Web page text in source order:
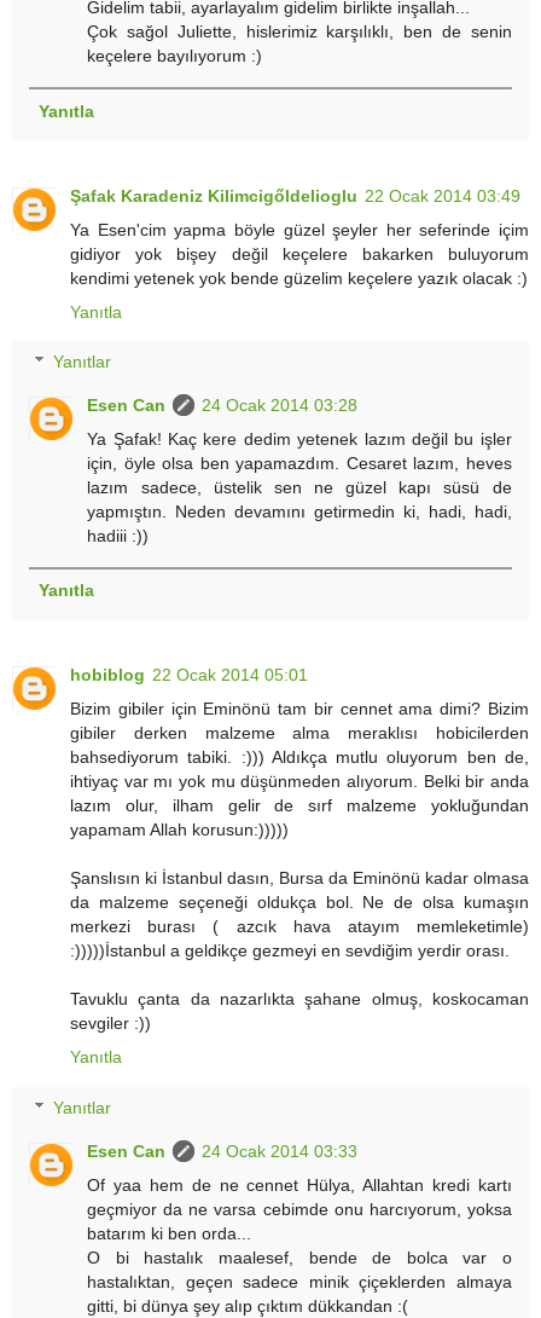
Gidelim tabii, ayarlayalım gidelim birlikte inşallah...
Çok sağol Juliette, hislerimiz karşılıklı, ben de senin
keçelere bayılıyorum :)
Yanıtla
Şafak Karadeniz Kilimcigőldelioglu 22 Ocak 2014 03:49
Ya Esen'cim yapma böyle güzel şeyler her seferinde içim
gidiyor yok bişey değil keçelere bakarken buluyorum
kendimi yetenek yok bende güzelim keçelere yazık olacak :)
Yanıtla
Yanıtlar
Esen Can
24 Ocak 2014 03:28
Ya Şafak! Kaç kere dedim yetenek lazım değil bu işler
için, öyle olsa ben yapamazdım. Cesaret lazım, heves
lazım sadece, üstelik sen ne güzel kapı süsü de
yapmıştın. Neden devamını getirmedin ki, hadi, hadi,
hadiii :))
Yanıtla
hobiblog 22 Ocak 2014 05:01
Bizim gibiler için Eminönü tam bir cennet ama dimi? Bizim
gibiler derken malzeme alma meraklısı hobicilerden
bahsediyorum tabiki. :))) Aldıkça mutlu oluyorum ben de,
ihtiyaç var mı yok mu düşünmeden alıyorum. Belki bir anda
lazım olur, ilham gelir de sırf malzeme yokluğundan
yapamam Allah korusun:)))))
Şanslısın ki İstanbul dasın, Bursa da Eminönü kadar olmasa
da malzeme seçeneği oldukça bol. Ne de olsa kumaşın
merkezi burası ( azcık hava atayım memleketimle)
:)))))İstanbul a geldikçe gezmeyi en sevdiğim yerdir orası.
Tavuklu çanta da nazarlıkta şahane olmuş, koskocaman
sevgiler :))
Yanıtla
Yanıtlar
Esen Can
24 Ocak 2014 03:33
Of yaa hem de ne cennet Hülya, Allahtan kredi kartı
geçmiyor da ne varsa cebimde onu harcıyorum, yoksa
batarım ki ben orda...
O bi hastalık maalesef, bende de bolca var o
hastalıktan, geçen sadece minik çiçeklerden almaya
gitti, bi dünya şey alıp çıktım dükkandan :(